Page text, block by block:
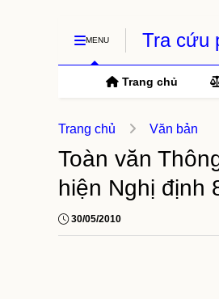
MENU Tra cứu
Trang chủ
Trang chủ Văn bản
Toàn văn
hiện Nghị định
30/05/2010